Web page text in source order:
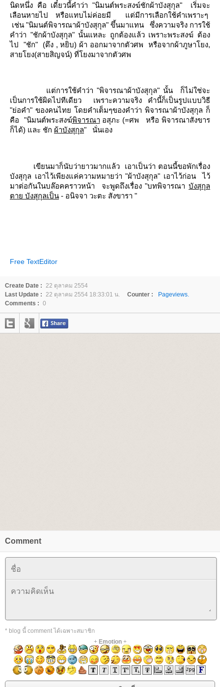
นิดหนึ่ง คือ เดี๋ยวนี้คำว่า "นิมนต์พระสงฆ์ชักผ้าบังสุกุล"
เริ่มจะ
เลือนหายไป หรือแทบไม่ค่อยมี
ต่มีการเลือกใช้คำเพราะๆ
เช่น "นิมนต์พิจารณาผ้าบังสุกุล" ขึ้นมาแทน
ซึ่งความจริง การใช้
คำว่า "ชักผ้าบังสุกุล" นั้นแหละ ถูกต้องแล้ว เพราะพระสงฆ์ ต้อง
ไป
"ชัก" (ดึง , หยิบ) ผ้า ออกมาจากตัวศพ
หรือจากผ้าภูษาโยง,
สายโยง(สายสิญจน์) ที่โยงมาจากตัวศพ
ต่การใช้คำว่า "พิจารณาผ้าบังสุกุล" นั้น
ก็ไม่ใช่จะ
เป็นการใช้ผิดไปทีเดียว
เพราะความจริง คำนี้ก็เป็นรูปแบบวิธี
"ย่อคำ" ของคนไทย โดยคำเต็มๆของคำว่า พิจารณาผ้าบังสุกุล ก็
คือ
"นิมนต์พระสงฆ์พิจารณา อสุภะ (=ศพ
หรือ พิจารณาสังขาร
ก็ได้) และ ชัก ผ้าบังสุกุล" นั่นเอง
เขียนมาก็นับว่ายาวมากแล้ว
เอาเป็นว่า ตอนนี้ขอพักเรื่อง
บังสุกุล เอาไว้เพียงแค่ความหมายว่า "ผ้าบังสุกุล" เอาไว้ก่อน
ไว้
มาต่อกันในบล๊อคคราวหน้า
จะพูดถึงเรื่อง "บทพิจารณา บังสุกุล
ตาย บังสุกุลเป็น - อนิจจา วะตะ สังขารา "
Free TextEditor
Create Date : 22 ตุลาคม 2554
Last Update : 22 ตุลาคม 2554 18:33:01 น. Counter :
Pageviews.
Comments : 0
Comment
* blog นี้ comment ได้เฉพาะสมาชิก
+ Emotion+